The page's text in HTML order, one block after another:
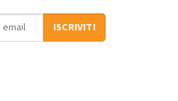
ISCRIVITI